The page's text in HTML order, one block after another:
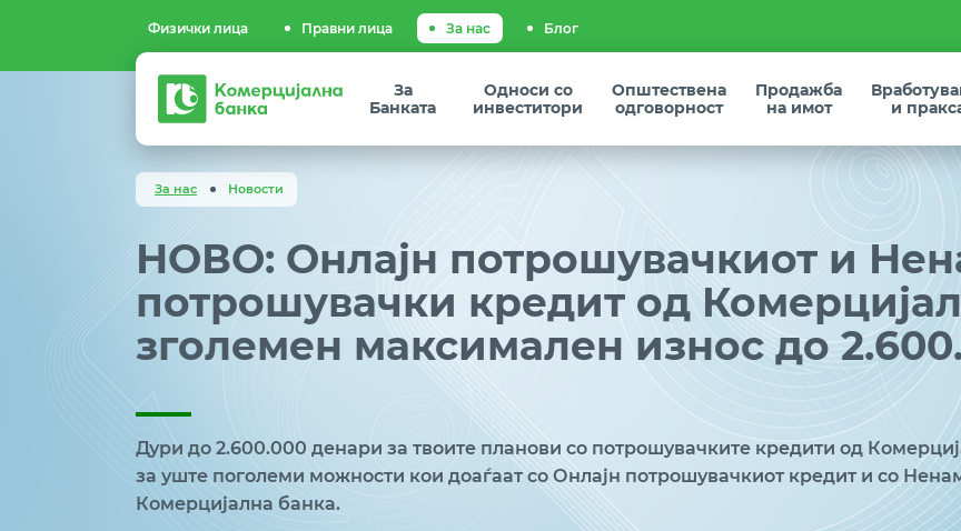
Физички лица Правни лица За нас Блог
Комерцијална
банка
За
Банката
Односи со
инвеститори
Општествена
одговорност
Продажба
на имот
и
За нас Новости
НОВО: Онлајн потрошувачкиот и
потрошувачки кредит од
зголемен максимален износ до
Дури до 2.600.000 денари за твоите планови со потрошувачките кредити од
за уште поголеми можности кои доаѓаат со Онлајн потрошувачкиот кредит и со
Комерцијална банка.